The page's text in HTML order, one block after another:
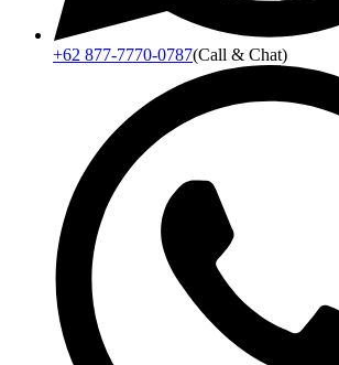
+62 877-7770-0787(Call & Chat)